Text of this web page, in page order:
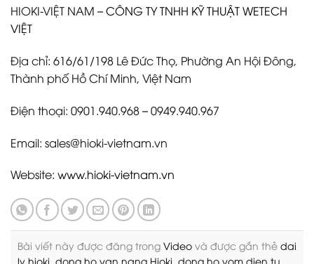
HIOKI-VIỆT NAM –CÔNG TY TNHH KỸ THUẬT WETECH
VIỆT
Địa chỉ: 616/61/198 Lê Đức Thọ, Phường An Hội Đông,
Thành phố Hồ Chí Minh, Việt Nam
Điện thoại: 0901.940.968 – 0949.940.967
Email: sales@hioki-vietnam.vn
Website: www.hioki-vietnam.vn
Bài viết này được đăng trong Video và được gắn thẻ dai
ly hioki dong ho van nang Hioki dong ho vom dien tu